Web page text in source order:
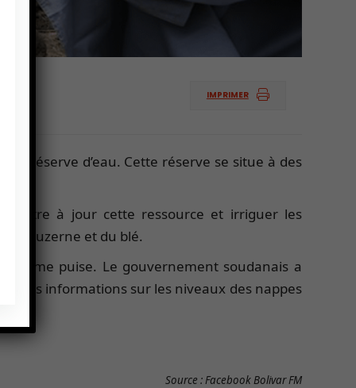
IMPRIMER
réserve d’eau. Cette réserve se situe à des
mettre à jour cette ressource et irriguer les
la luzerne et du blé.
puise. Le gouvernement soudanais a
des informations sur les niveaux des nappes
Source : Facebook Bolivar FM